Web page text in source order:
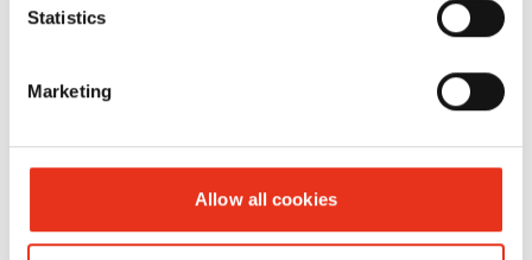
Statistics
Marketing
Allow all cookies
2x2mm